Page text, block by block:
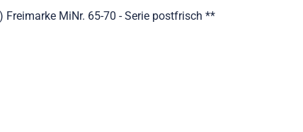
MiNr. 65-70 - Serie postfrisch **